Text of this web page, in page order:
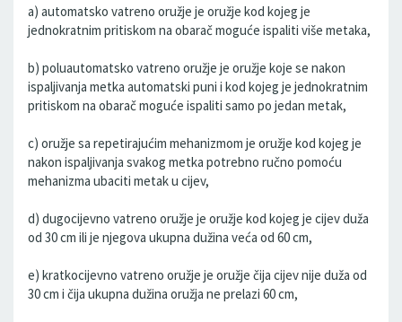
a) automatsko vatreno oružje je oružje kod kojeg je
jednokratnim pritiskom na obarač moguće ispaliti više metaka,
b) poluautomatsko vatreno oružje je oružje koje se nakon
ispaljivanja metka automatski puni i kod kojeg je jednokratnim
pritiskom na obarač moguće ispaliti samo po jedan metak,
c) oružje sa repetirajućim mehanizmom je oružje kod kojeg je
nakon ispaljivanja svakog metka potrebno ručno pomoću
mehanizma ubaciti metak u cijev,
d) dugocijevno vatreno oružje je oružje kod kojeg je cijev duža
od 30 cm ili je njegova ukupna dužina veća od 60 cm,
e) kratkocijevno vatreno oružje je oružje čija cijev nije duža od
30 cm i čija ukupna dužina oružja ne prelazi 60 cm,